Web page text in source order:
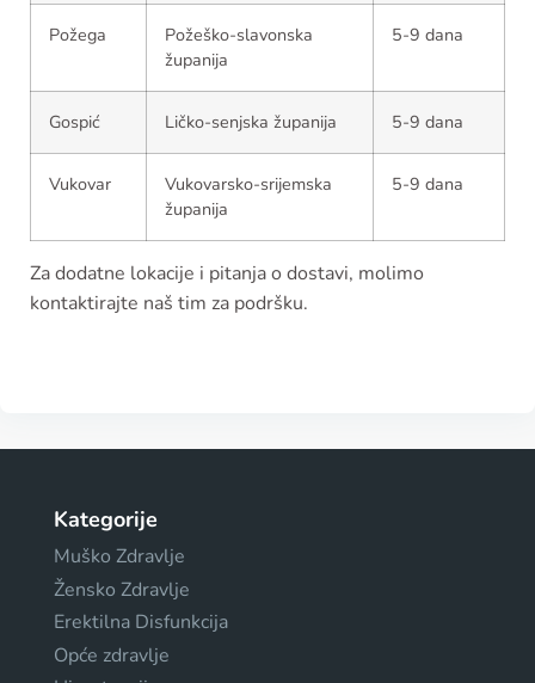
Požega
Požeško-slavonska
županija
5-9 dana
Gospić Ličko-senjska županija 5-9 dana
Vukovar
Vukovarsko-srijemska
županija
5-9 dana
Za dodatne lokacije i pitanja o dostavi, molimo
kontaktirajte naš tim za podršku.
Kategorije
Muško Zdravlje
Žensko Zdravlje
Erektilna Disfunkcija
Opće zdravlje